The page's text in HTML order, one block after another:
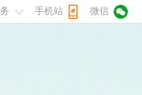
手机站 微信